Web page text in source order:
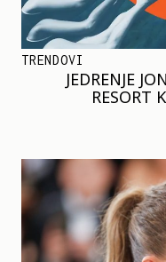
TRENDOVI
JEDRENJE
RESORT